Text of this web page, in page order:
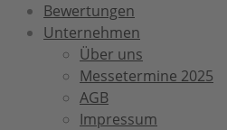
Bewertungen
Unternehmen
Über uns
Messetermine 2025
AGB
Impressum